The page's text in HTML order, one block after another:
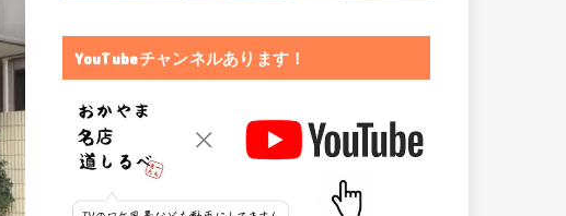
YouTubeチャンネルあります！